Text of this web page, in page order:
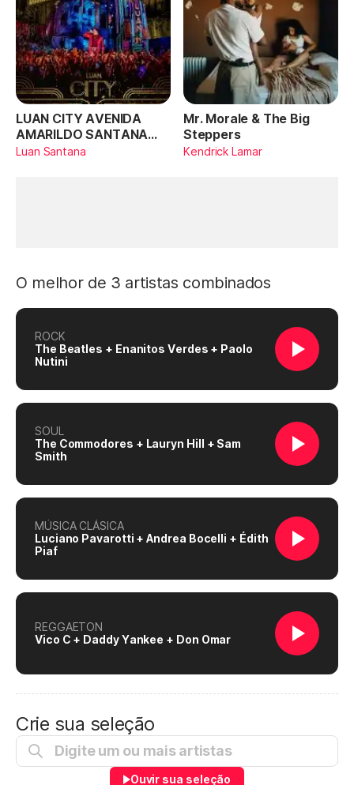
LUAN CITY AVENIDA
AMARILDO SANTANA
(Ao Vivo)
Luan Santana
Mr. Morale & The Big
Steppers
Kendrick Lamar
O melhor de 3 artistas combinados
ROCK
The Beatles + Enanitos Verdes + Paolo
Nutini
SOUL
The Commodores + Lauryn Hill + Sam
Smith
MÚSICA CLÁSICA
Luciano Pavarotti + Andrea Bocelli + Édith
Piaf
REGGAETON
Vico C + Daddy Yankee + Don Omar
Crie sua seleção
Ouvir sua seleção